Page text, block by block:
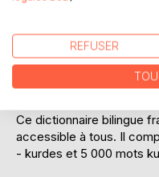
Ce dictionnaire bilingue
accessible à tous. Il
- kurdes et 5 000 mots
REFUSER